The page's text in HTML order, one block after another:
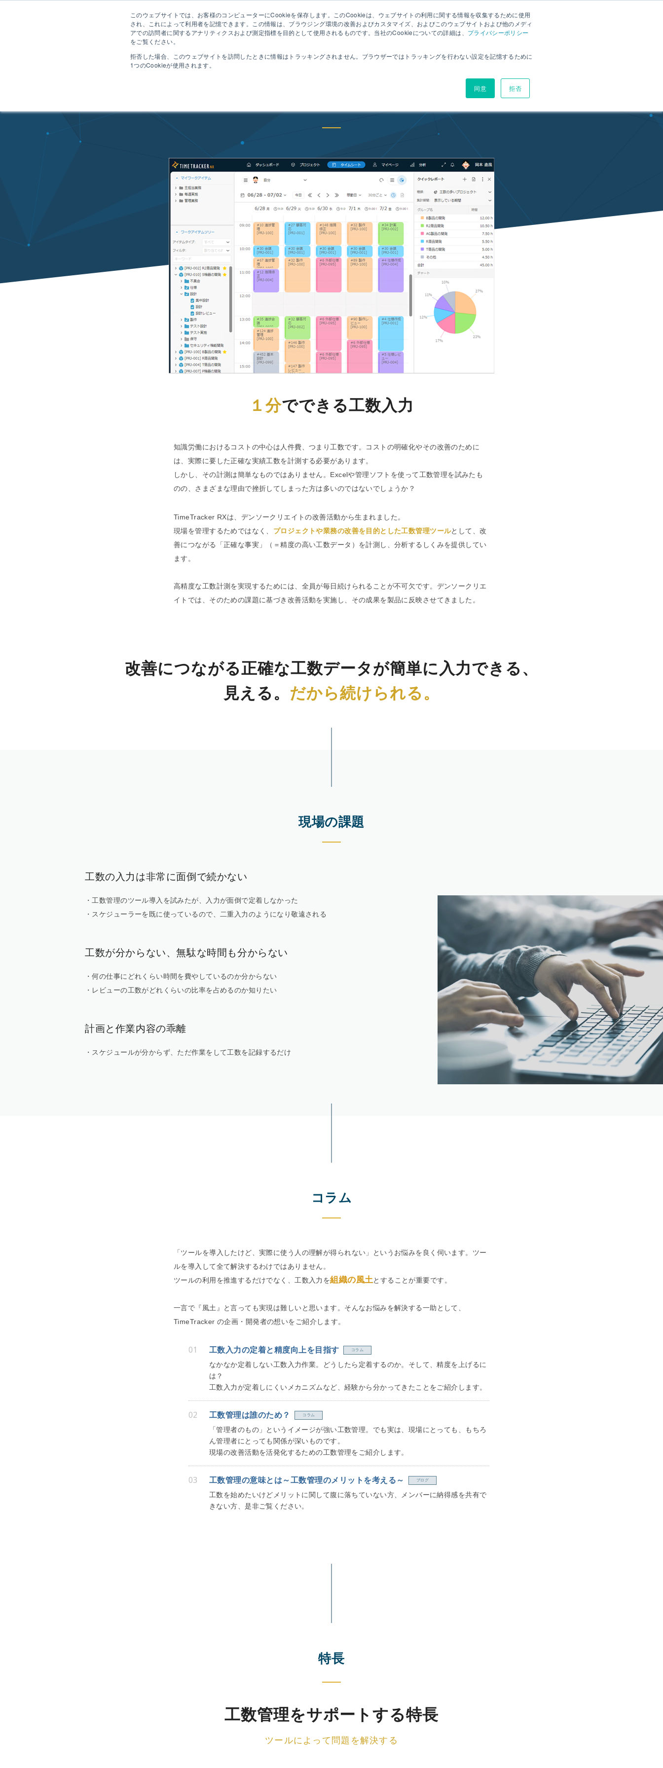
このウェブサイトでは、お客様のコンピューターにCookieを保存します。このCookieは、ウェブサイトの利用に関する情報を収集するために使用
され、これによって利用者を記憶できます。この情報は、ブラウジング環境の改善およびカスタマイズ、およびこのウェブサイトおよび他のメディ
アでの訪問者に関するアナリティクスおよび測定指標を目的として使用されるものです。当社のCookieについての詳細は、 プライバシーポリシー
をご覧ください。
拒否した場合、このウェブサイトを訪問したときに情報はトラッキングされません。ブラウザーではトラッキングを行わない設定を記憶するために
1つのCookieが使用されます。
同意 拒否
セミナー 資料ダウンロード
１分でできる工数入力
知識労働におけるコストの中心は人件費、つまり工数です。コストの明確化やその改善のために
は、実際に要した正確な実績工数を計測する必要があります。
しかし、その計測は簡単なものではありません。Excelや管理ソフトを使って工数管理を試みたも
のの、さまざまな理由で挫折してしまった方は多いのではないでしょうか？
TimeTracker RXは、デンソークリエイトの改善活動から生まれました。
現場を管理するためではなく、 プロジェクトや業務の改善を目的とした工数管理ツールとして、改
善につながる「正確な事実」（＝精度の高い工数データ）を計測し、分析するしくみを提供してい
ます。
高精度な工数計測を実現するためには、全員が毎日続けられることが不可欠です。デンソークリエ
イトでは、そのための課題に基づき改善活動を実施し、その成果を製品に反映させてきました。
改善につながる正確な工数データが簡単に入力できる、
見える。 だから続けられる。
現場の課題
工数の入力は非常に面倒で続かない
・工数管理のツール導入を試みたが、入力が面倒で定着しなかった
・スケジューラーを既に使っているので、二重入力のようになり敬遠される
工数が分からない、無駄な時間も分からない
・何の仕事にどれくらい時間を費やしているのか分からない
・レビューの工数がどれくらいの比率を占めるのか知りたい
計画と作業内容の乖離
・スケジュールが分からず、ただ作業をして工数を記録するだけ
コラム
「ツールを導入したけど、実際に使う人の理解が得られない」というお悩みを良く伺います。ツー
ルを導入して全て解決するわけではありません。
ツールの利用を推進するだけでなく、工数入力を組織の風土とすることが重要です。
一言で『風土』と言っても実現は難しいと思います。そんなお悩みを解決する一助として、
TimeTracker の企画・開発者の想いをご紹介します。
01 工数入力の定着と精度向上を目指す コラム
なかなか定着しない工数入力作業。どうしたら定着するのか。そして、精度を上げるに
は？
工数入力が定着しにくいメカニズムなど、経験から分かってきたことをご紹介します。
02 工数管理は誰のため？ コラム
「管理者のもの」というイメージが強い工数管理。でも実は、現場にとっても、もちろ
ん管理者にとっても関係が深いものです。
現場の改善活動を活発化するための工数管理をご紹介します。
03 工数管理の意味とは～工数管理のメリットを考える～ ブログ
工数を始めたいけどメリットに関して腹に落ちていない方、メンバーに納得感を共有で
きない方、是非ご覧ください。
特長
工数管理をサポートする特長
ツールによって問題を解決する